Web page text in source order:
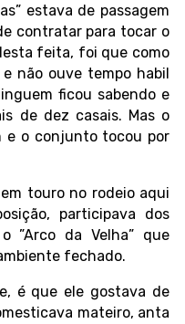
estava de passagem
contratar para tocar o
feita, foi que como
não ouve tempo habil
ficou sabendo e
de dez casais. Mas o
e o conjunto tocou por
touro no rodeio aqui
participava dos
”Arco da Velha” que
fechado.
é que ele gostava de
mateiro, anta